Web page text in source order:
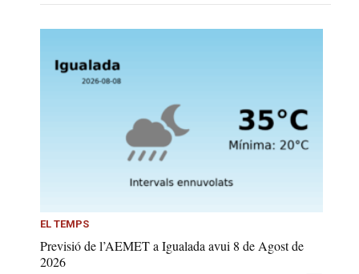
EL TEMPS
Previsió de l’AEMET a Igualada avui 8 de Agost de
2026